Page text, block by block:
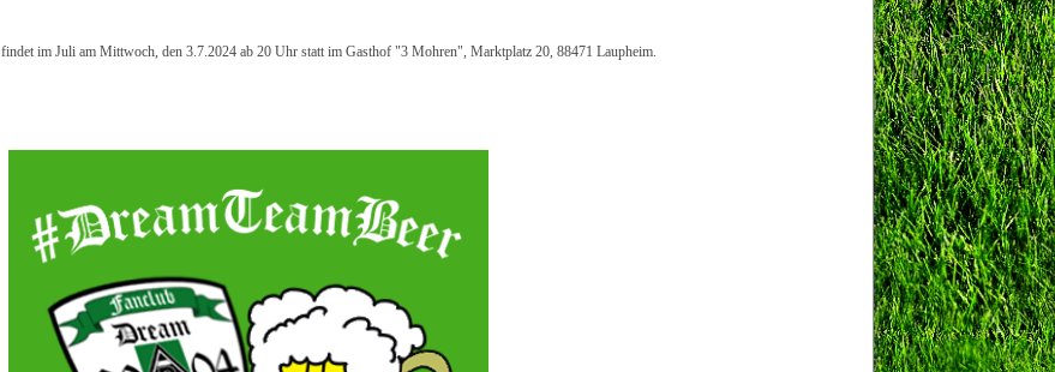
findet im Juli am Mittwoch, den 3.7.2024 ab 20 Uhr statt im Gasthof "3 Mohren", Marktplatz 20, 88471 Laupheim.